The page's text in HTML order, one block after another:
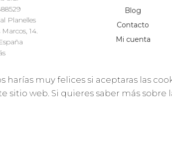
Planelles
14.
Blog
Contacto
Mi cuenta
harías muy felices si aceptaras las
sitio web. Si quieres saber más sobre